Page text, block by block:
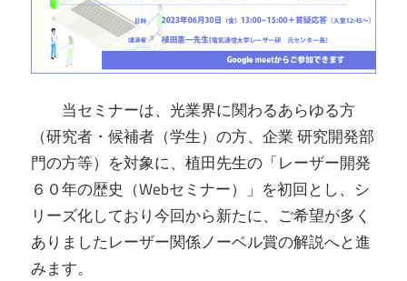
当セミナーは、光業界に関わるあらゆる方
（研究者・候補者（学生）の方、企業 研究開発部
門の方等）を対象に、植田先生の「レーザー開発
６０年の歴史（Webセミナー）」を初回とし、シ
リーズ化しており今回から新たに、ご希望が多く
ありましたレーザー関係ノーベル賞の解説へと進
みます。